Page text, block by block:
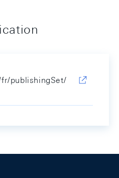
publishingSet/